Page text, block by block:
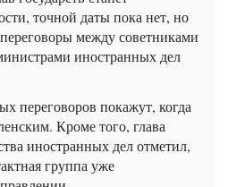
точной даты пока нет, но
между советниками
иностранных дел
переговоров покажут, когда
Кроме того, глава
иностранных дел отметил,
группа уже